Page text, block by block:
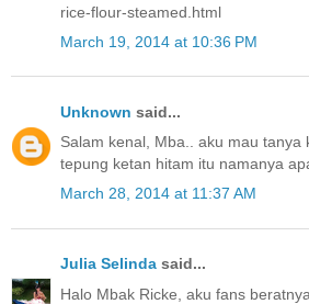
rice-flour-steamed.html
March 19, 2014 at 10:36 PM
Unknown said...
Salam kenal, Mba.. aku mau tanya
tepung ketan hitam itu namanya
March 28, 2014 at 11:37 AM
Julia Selinda said...
Halo Mbak Ricke, aku fans